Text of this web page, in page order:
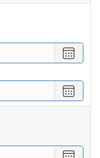
een
vanaf
een
met